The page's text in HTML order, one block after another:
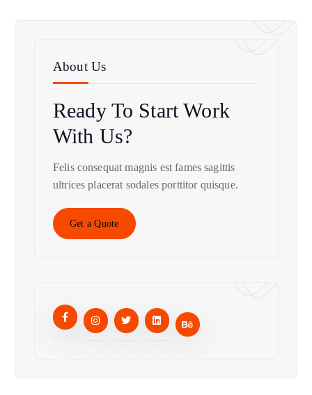
About Us
Ready To StartWork
With Us?
Felis consequat magnis est fames sagittis
ultrices placerat sodales porttitor quisque.
Get a Quote